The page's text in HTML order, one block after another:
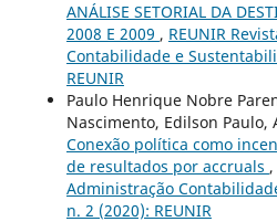
ANÁLISE SETORIAL DA
2008 E 2009 , REUNIR
Contabilidade e
REUNIR
Paulo Henrique Nobre
Nascimento, Edilson Paulo,
Conexão política como
de resultados por accruals ,
Administração
n. 2 (2020): REUNIR